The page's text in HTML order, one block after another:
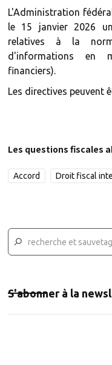
L'Administration
le 15 janvier 2026
relatives à la
d'informations en
financiers).
Les directives peuvent
Les questions fiscales
Accord Droit fiscal
S'abonner à la